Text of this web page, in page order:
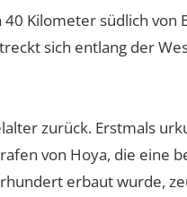
Kilometer südlich
sich entlang der
zurück. Erstmals
von Hoya, die eine
erbaut wurde,